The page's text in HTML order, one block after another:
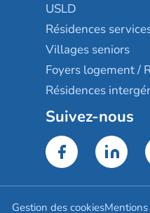
USLD
Résidences
Villages seniors
Foyers logement /
Résidences
Suivez-nous
Gestion des cookies